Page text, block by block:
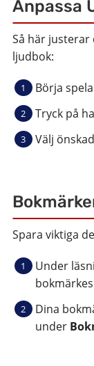
Anpassa
Så här justerar
ljudbok:
Börja
Tryck på
Välj
Spara viktiga
Under
Dina
under